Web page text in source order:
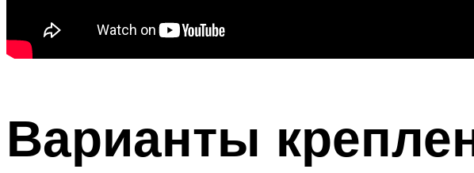
Варианты